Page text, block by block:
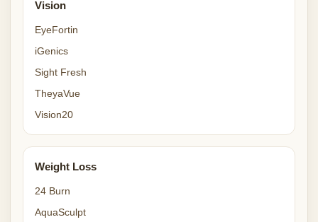
Vision
EyeFortin
iGenics
Sight Fresh
TheyaVue
Vision20
Weight Loss
24 Burn
AquaSculpt